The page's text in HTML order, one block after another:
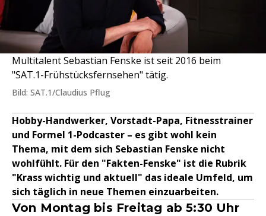
Multitalent Sebastian Fenske ist seit 2016 beim
"SAT.1-Frühstücksfernsehen" tätig.
Bild: SAT.1/Claudius Pflug
Hobby-Handwerker, Vorstadt-Papa, Fitnesstrainer
und Formel 1-Podcaster – es gibt wohl kein
Thema, mit dem sich Sebastian Fenske nicht
wohlfühlt. Für den "Fakten-Fenske" ist die Rubrik
"Krass wichtig und aktuell" das ideale Umfeld, um
sich täglich in neue Themen einzuarbeiten.
Von Montag bis Freitag ab 5:30 Uhr